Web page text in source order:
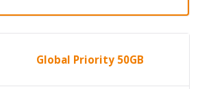
Global Priority 50GB